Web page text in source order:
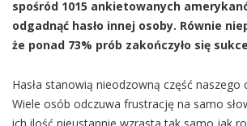
spośród 1015 ankietowanych
odgadnąć hasło innej osoby. Równie
że ponad 73% prób zakończyło się
Hasła stanowią nieodzowną część naszego
Wiele osób odczuwa frustrację na samo